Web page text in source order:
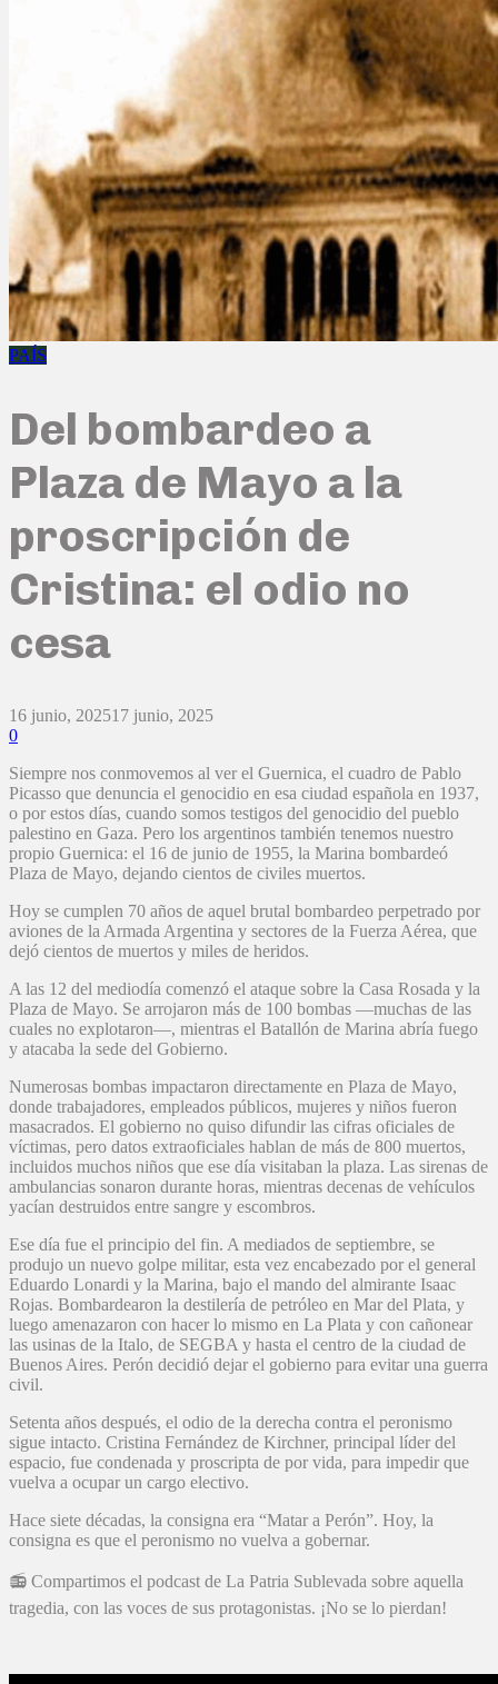
PAÍS
Del bombardeo a
Plaza de Mayo a la
proscripción de
Cristina: el odio no
cesa
16 junio, 202517 junio, 2025
0
Siempre nos conmovemos al ver el Guernica, el cuadro de Pablo
Picasso que denuncia el genocidio en esa ciudad española en 1937,
o por estos días, cuando somos testigos del genocidio del pueblo
palestino en Gaza. Pero los argentinos también tenemos nuestro
propio Guernica: el 16 de junio de 1955, la Marina bombardeó
Plaza de Mayo, dejando cientos de civiles muertos.
Hoy se cumplen 70 años de aquel brutal bombardeo perpetrado por
aviones de la Armada Argentina y sectores de la Fuerza Aérea, que
dejó cientos de muertos y miles de heridos.
A las 12 del mediodía comenzó el ataque sobre la Casa Rosada y la
Plaza de Mayo. Se arrojaron más de 100 bombas —muchas de las
cuales no explotaron—, mientras el Batallón de Marina abría fuego
y atacaba la sede del Gobierno.
Numerosas bombas impactaron directamente en Plaza de Mayo,
donde trabajadores, empleados públicos, mujeres y niños fueron
masacrados. El gobierno no quiso difundir las cifras oficiales de
víctimas, pero datos extraoficiales hablan de más de 800 muertos,
incluidos muchos niños que ese día visitaban la plaza. Las sirenas de
ambulancias sonaron durante horas, mientras decenas de vehículos
yacían destruidos entre sangre y escombros.
Ese día fue el principio del fin. A mediados de septiembre, se
produjo un nuevo golpe militar, esta vez encabezado por el general
Eduardo Lonardi y la Marina, bajo el mando del almirante Isaac
Rojas. Bombardearon la destilería de petróleo en Mar del Plata, y
luego amenazaron con hacer lo mismo en La Plata y con cañonear
las usinas de la Italo, de SEGBA y hasta el centro de la ciudad de
Buenos Aires. Perón decidió dejar el gobierno para evitar una guerra
civil.
Setenta años después, el odio de la derecha contra el peronismo
sigue intacto. Cristina Fernández de Kirchner, principal líder del
espacio, fue condenada y proscripta de por vida, para impedir que
vuelva a ocupar un cargo electivo.
Hace siete décadas, la consigna era “Matar a Perón”. Hoy, la
consigna es que el peronismo no vuelva a gobernar.
📻 Compartimos el podcast de La Patria Sublevada sobre aquella
tragedia, con las voces de sus protagonistas. ¡No se lo pierdan!